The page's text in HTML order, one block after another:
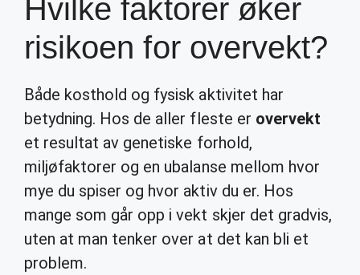
Hvilke faktorer øker
risikoen for overvekt?
Både kosthold og fysisk aktivitet har
betydning. Hos de aller fleste er overvekt
et resultat av genetiske forhold,
miljøfaktorer og en ubalanse mellom hvor
mye du spiser og hvor aktiv du er. Hos
mange som går opp i vekt skjer det gradvis,
uten at man tenker over at det kan bli et
problem.